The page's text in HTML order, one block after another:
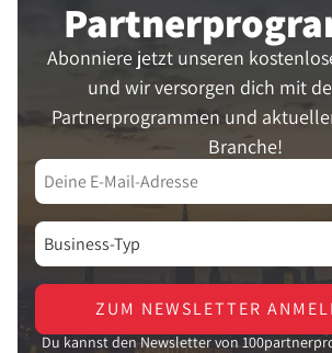
Abonniere jetzt unseren
und wir versorgen dich mit
Partnerprogrammen und
Branche!
ZUM NEWSLETTER
Du kannst den Newsletter von